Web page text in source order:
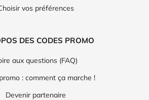
vos préférences
DES CODES PROMO
aux questions (FAQ)
: comment ça marche !
Devenir partenaire